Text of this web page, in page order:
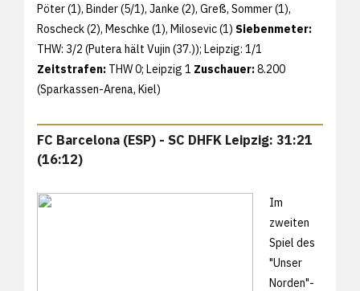
Pöter (1), Binder (5/1), Janke (2), Greß, Sommer (1),
Roscheck (2), Meschke (1), Milosevic (1) Siebenmeter:
THW: 3/2 (Putera hält Vujin (37.)); Leipzig: 1/1
Zeitstrafen: THW 0; Leipzig 1 Zuschauer:8.200
(Sparkassen-Arena, Kiel)
FC Barcelona (ESP) - SC DHFK Leipzig: 31:21
(16:12)
Im
zweiten
Spiel des
"Unser
Norden"-